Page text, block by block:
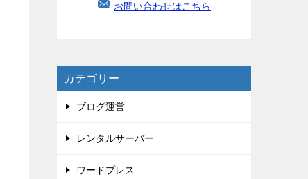
お問い合わせはこちら
カテゴリー
ブログ運営
レンタルサーバー
ワードプレス